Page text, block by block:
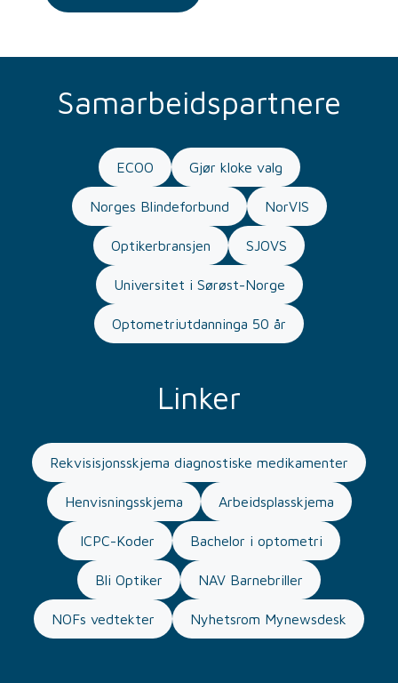
Samarbeidspartnere
ECOO Gjør kloke valg
Norges Blindeforbund NorVIS
Optikerbransjen SJOVS
Universitet i Sørøst-Norge
Optometriutdanninga 50 år
Linker
Rekvisisjonsskjema diagnostiske medikamenter
Henvisningsskjema Arbeidsplasskjema
ICPC-Koder Bachelor i optometri
Bli Optiker NAV Barnebriller
NOFs vedtekter Nyhetsrom Mynewsdesk